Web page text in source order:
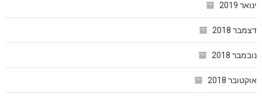
ינואר 2019
דצמבר 2018
נובמבר 2018
אוקטובר 2018